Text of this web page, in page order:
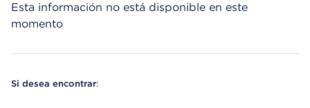
Esta información no está disponible en este
momento
Si desea encontrar: